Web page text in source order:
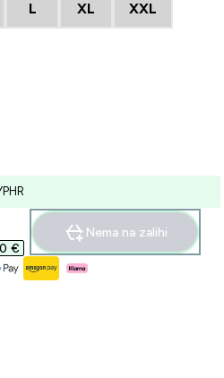
L XL XXL
€‎
Nema na zalihi